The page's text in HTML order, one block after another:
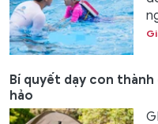
Bí quyết dạy con
hảo